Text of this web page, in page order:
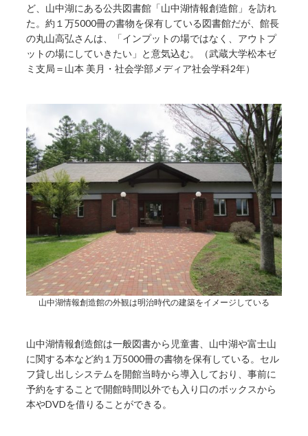
ど、山中湖にある公共図書館「山中湖情報創造館」を訪れ
た。約１万5000冊の書物を保有している図書館だが、館長
の丸山高弘さんは、「インプットの場ではなく、アウトプ
ットの場にしていきたい」と意気込む。（武蔵大学松本ゼ
ミ支局＝山本 美月・社会学部メディア社会学科2年）
山中湖情報創造館の外観は明治時代の建築をイメージしている
山中湖情報創造館は一般図書から児童書、山中湖や富士山
に関する本など約１万5000冊の書物を保有している。セル
フ貸し出しシステムを開館当時から導入しており、事前に
予約をすることで開館時間以外でも入り口のボックスから
本やDVDを借りることができる。